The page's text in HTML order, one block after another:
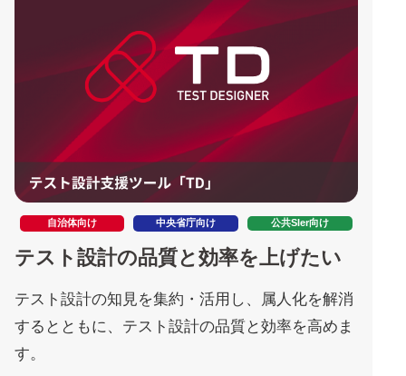
自治体向け 中央省庁向け 公共SIer向け
テスト設計の品質と効率を上げたい
テスト設計の知見を集約・活用し、属人化を解消
するとともに、テスト設計の品質と効率を高めま
す。